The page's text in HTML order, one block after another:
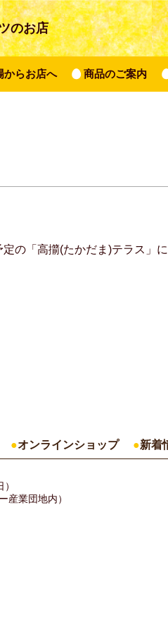
のお店
からお店へ 商品のご案内
の「高擶(たかだま)テラス」
オンラインショップ 新着
産業団地内）